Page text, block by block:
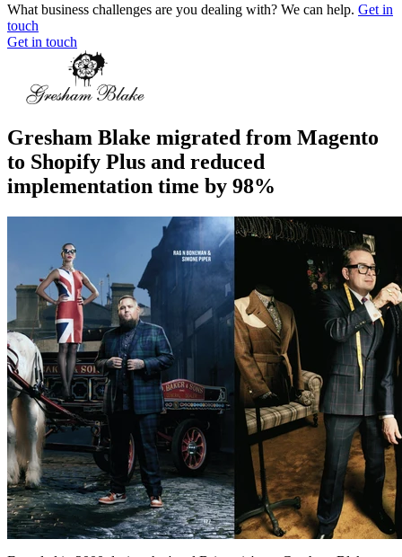
What business challenges are you dealing with? We can help. Get in
touch
Get in touch
Gresham Blake migrated from Magento
to Shopify Plus and reduced
implementation time by 98%